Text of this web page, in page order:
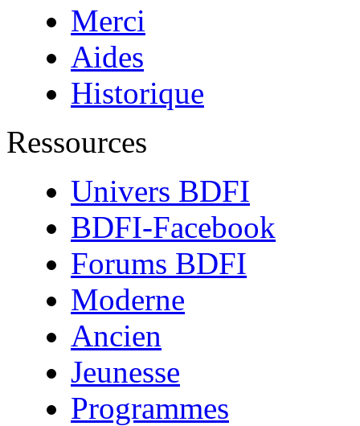
Merci
Aides
Historique
Ressources
Univers BDFI
BDFI-Facebook
Forums BDFI
Moderne
Ancien
Jeunesse
Programmes